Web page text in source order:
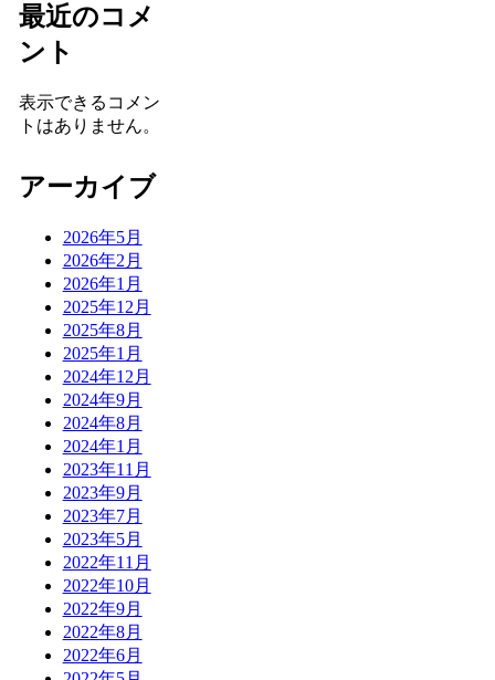
最近のコメ
ント
表示できるコメン
トはありません。
アーカイブ
2026年5月
2026年2月
2026年1月
2025年12月
2025年8月
2025年1月
2024年12月
2024年9月
2024年8月
2024年1月
2023年11月
2023年9月
2023年7月
2023年5月
2022年11月
2022年10月
2022年9月
2022年8月
2022年6月